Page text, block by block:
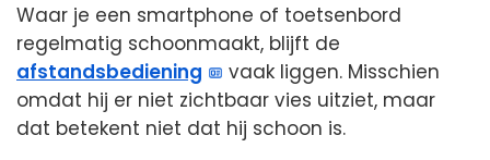
Waar je een smartphone of toetsenbord
regelmatig schoonmaakt, blijft de
afstandsbediening
vaak liggen. Misschien
omdat hij er niet zichtbaar vies uitziet, maar
dat betekent niet dat hij schoon is.